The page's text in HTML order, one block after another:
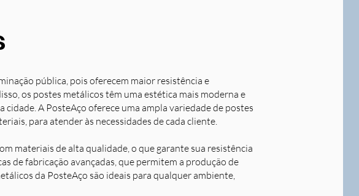
pública, pois oferecem maior resistência e
os postes metálicos têm uma estética mais moderna e
A PosteAço oferece uma ampla variedade de postes
para atender às necessidades de cada cliente.
materiais de alta qualidade, o que garante sua resistência
de fabricação avançadas, que permitem a produção de
da PosteAço são ideais para qualquer ambiente,